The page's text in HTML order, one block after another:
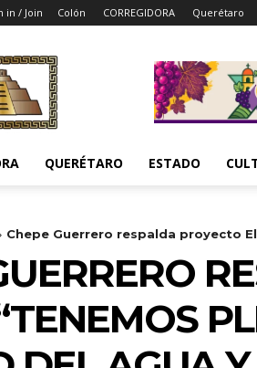
in / Join Colón CORREGIDORA Querétaro
QUERÉTARO ESTADO
Chepe Guerrero respalda proyecto